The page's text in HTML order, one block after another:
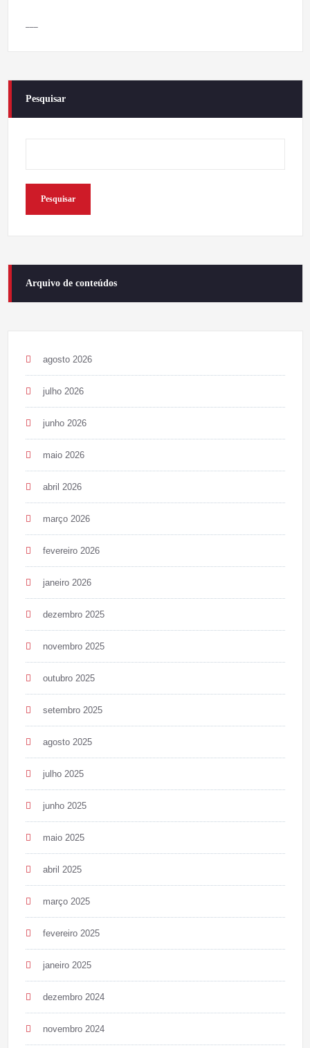
Pesquisar
Pesquisar
Arquivo de conteúdos
agosto 2026
julho 2026
junho 2026
maio 2026
abril 2026
março 2026
fevereiro 2026
janeiro 2026
dezembro 2025
novembro 2025
outubro 2025
setembro 2025
agosto 2025
julho 2025
junho 2025
maio 2025
abril 2025
março 2025
fevereiro 2025
janeiro 2025
dezembro 2024
novembro 2024